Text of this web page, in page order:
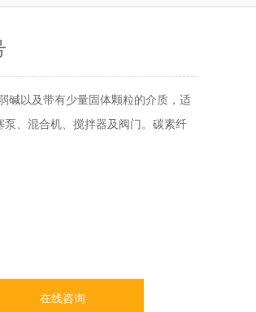
碱以及带有少量固体颗粒的介质，适
、混合机、搅拌器及阀门。碳素纤
在线咨询